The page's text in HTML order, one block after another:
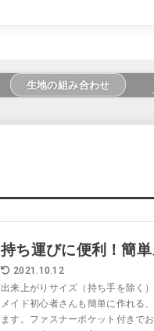
生地の組み合わせ
持ち運びに便利！簡
2021.10.12
出来上がりサイズ（持ち手を除
メイド初心者さんも簡単に作れる
ます。ファスナーポケット付きで